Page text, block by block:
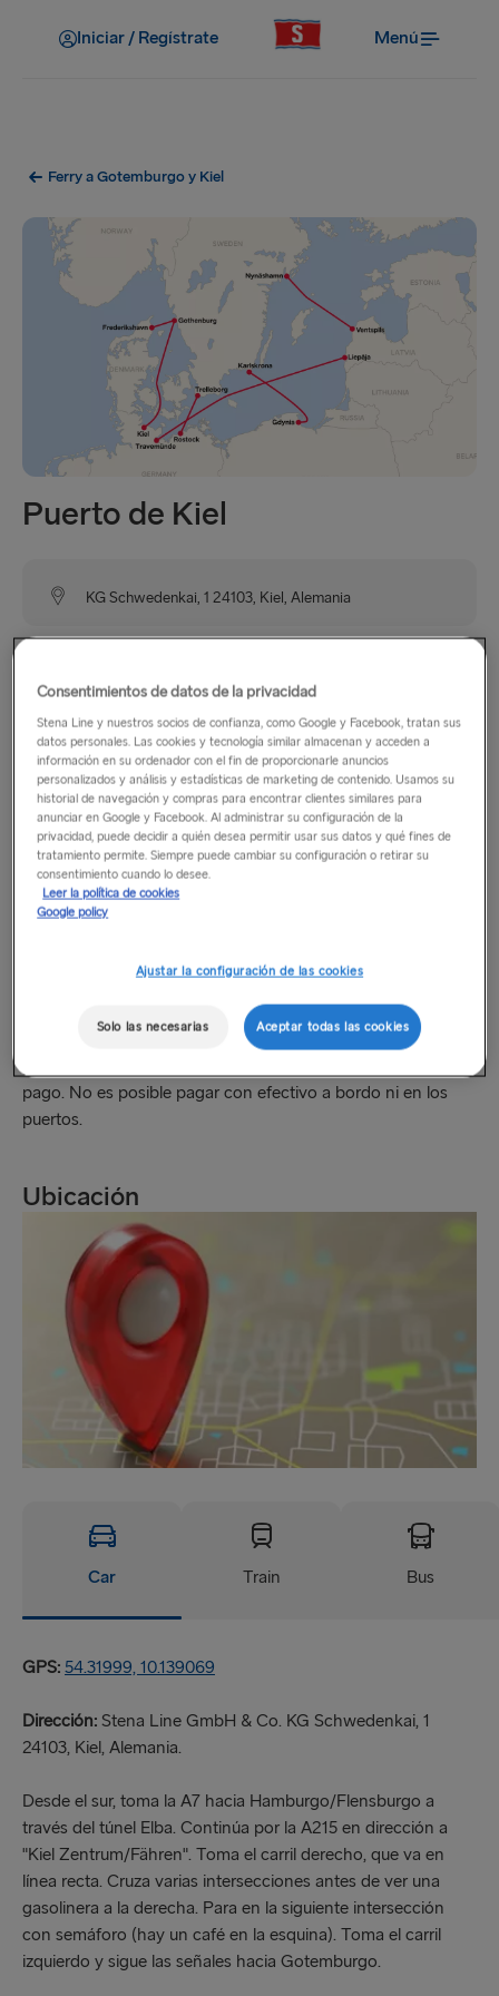
Iniciar / Regístrate Menú
Ferry a Gotemburgo y Kiel
Puerto de Kiel
KG Schwedenkai, 1 24103, Kiel, Alemania
Báltico y se puede acceder fácilmente por carretera desde la
A7 y otras carreteras importantes. Hay buenas conexiones
de transporte público, la estación principal de tren y autobús
está a solo 10 minutos andando de la terminal.
Horario comercial
De lunes a viernes: de 14:00 a 19:00
Gotemburgo, así como a bordo de Stena Germanica y
Stena Scandinavica, solo se aceptan tarjetas de crédito (Visa
pago. No es posible pagar con efectivo a bordo ni en los
puertos.
Ubicación
Car Train Bus
GPS: 54.31999, 10.139069
Dirección: Stena Line GmbH & Co. KG Schwedenkai, 1
24103, Kiel, Alemania.
Desde el sur, toma la A7 hacia Hamburgo/Flensburgo a
través del túnel Elba. Continúa por la A215 en dirección a
"Kiel Zentrum/Fähren". Toma el carril derecho, que va en
línea recta. Cruza varias intersecciones antes de ver una
gasolinera a la derecha. Para en la siguiente intersección
con semáforo (hay un café en la esquina). Toma el carril
izquierdo y sigue las señales hacia Gotemburgo.
Consentimientos de datos de la privacidad
Stena Line y nuestros socios de confianza, como Google y Facebook, tratan sus
datos personales. Las cookies y tecnología similar almacenan y acceden a
información en su ordenador con el fin de proporcionarle anuncios
personalizados y análisis y estadísticas de marketing de contenido. Usamos su
historial de navegación y compras para encontrar clientes similares para
anunciar en Google y Facebook. Al administrar su configuración de la
privacidad, puede decidir a quién desea permitir usar sus datos y qué fines de
tratamiento permite. Siempre puede cambiar su configuración o retirar su
consentimiento cuando lo desee.
Leer la política de cookies
Google policy
Ajustar la configuración de las cookies
Solo las necesarias Aceptar todas las cookies